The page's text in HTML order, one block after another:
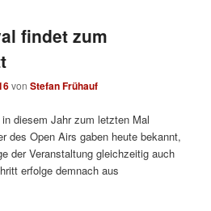
findet zum
vonStefan Frühauf
diesem Jahr zum letzten Mal
des Open Airs gaben heute bekannt,
der Veranstaltung gleichzeitig auch
erfolge demnach aus